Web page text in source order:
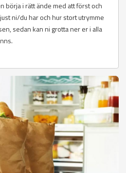
börja i rätt ände med att först och
ni/du har och hur stort utrymme
sedan kan ni grotta ner er i alla